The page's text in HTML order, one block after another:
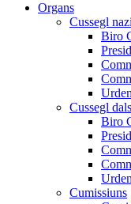
Organs
Cussegl
Biro
Cussegl
Biro
Cumissiuns